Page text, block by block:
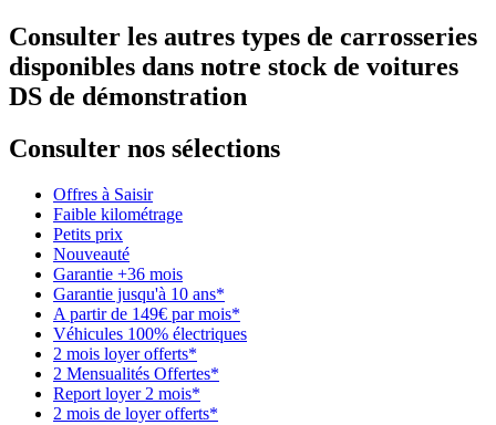
Consulter les autres types de carrosseries
disponibles dans notre stock de voitures
DS de démonstration
Consulter nos sélections
Offres à Saisir
Faible kilométrage
Petits prix
Nouveauté
Garantie +36 mois
Garantie jusqu'à 10 ans*
A partir de 149€ par mois*
Véhicules 100% électriques
2 mois loyer offerts*
2 Mensualités Offertes*
Report loyer 2 mois*
2 mois de loyer offerts*